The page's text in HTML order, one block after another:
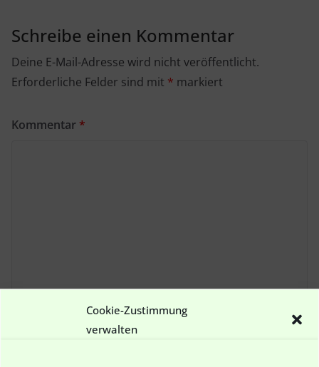
Cookie-Zustimmung
verwalten
Schreibe einen Kommentar
Deine E-Mail-Adresse wird nicht veröffentlicht.
Erforderliche Felder sind mit * markiert
Kommentar *